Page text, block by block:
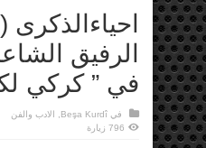
الرفيق
في ” كركي
في Beşa Kurdî الادب والفن
796 زيارة